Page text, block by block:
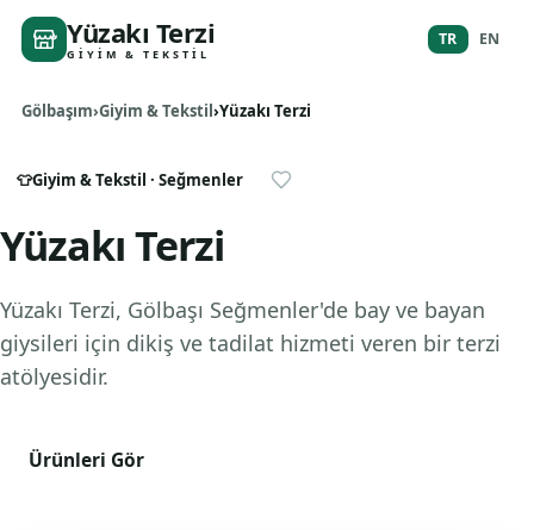
Yüzakı Terzi
GIYIM & TEKSTIL
TR EN
Gölbaşım Giyim & Tekstil Yüzakı Terzi
👕Giyim & Tekstil · Seğmenler
Yüzakı Terzi
Yüzakı Terzi, Gölbaşı Seğmenler'de bay ve bayan
giysileri için dikiş ve tadilat hizmeti veren bir terzi
atölyesidir.
Ürünleri Gör